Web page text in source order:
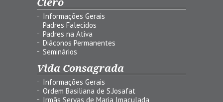
Clero
Informações Gerais
Padres Falecidos
Padres na Ativa
Diáconos Permanentes
Seminários
Vida Consagrada
Informações Gerais
Ordem Basiliana de S.Josafat
Irmãs Servas de Maria Imaculada